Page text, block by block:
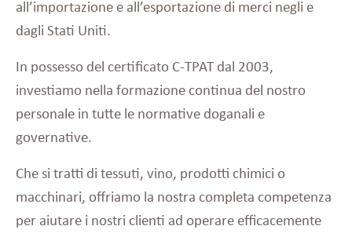
all’importazione e all’esportazione di merci negli e
dagli Stati Uniti.
In possesso del certificato C-TPAT dal 2003,
investiamo nella formazione continua del nostro
personale in tutte le normative doganali e
governative.
Che si tratti di tessuti, vino, prodotti chimici o
macchinari, offriamo la nostra completa competenza
per aiutare i nostri clienti ad operare efficacemente